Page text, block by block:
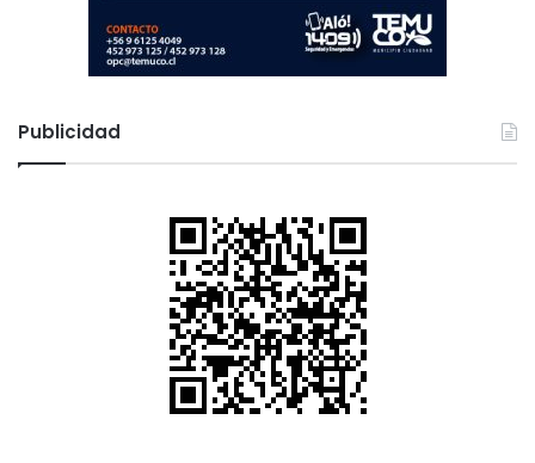
Publicidad